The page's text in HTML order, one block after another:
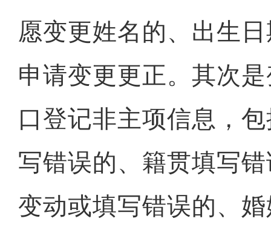
愿变更姓名的、出生
申请变更更正。其次
口登记非主项信息，
写错误的、籍贯填写
变动或填写错误的、